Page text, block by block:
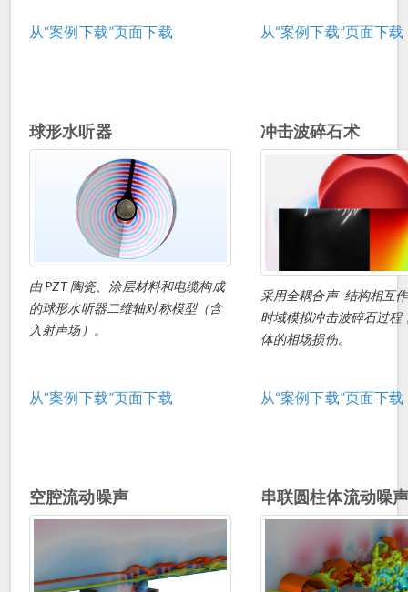
从“案例下载”页面下载 从“案例下载”页面下载
球形水听器
由 PZT 陶瓷、涂层材料和电缆构成
的球形水听器二维轴对称模型（含
入射声场）。
从“案例下载”页面下载
冲击波碎石术
采用全耦合声–结构相互
时域模拟冲击波碎石过程
体的相场损伤。
从“案例下载”页面下载
空腔流动噪声 串联圆柱体流动噪